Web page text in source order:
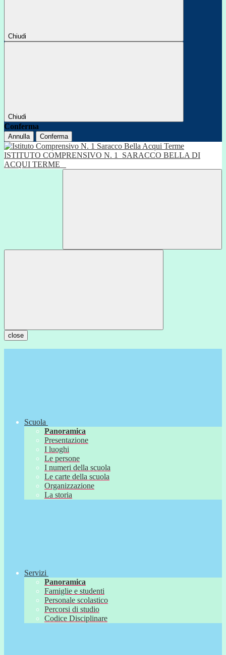
Chiudi
Chiudi
Conferma
Annulla Conferma
ISTITUTO COMPRENSIVO N. 1
SARACCO BELLA DI
ACQUI TERME
close
Scuola
Panoramica
Presentazione
I luoghi
Le persone
I numeri della scuola
Le carte della scuola
Organizzazione
La storia
Servizi
Panoramica
Famiglie e studenti
Personale scolastico
Percorsi di studio
Codice Disciplinare